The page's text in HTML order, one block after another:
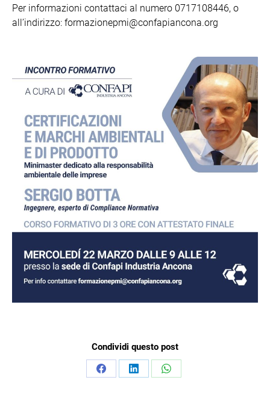
Per informazioni contattaci al numero 0717108446, o
all’indirizzo: formazionepmi@confapiancona.org
Condividi questo post
CondividiCondividiCondividi